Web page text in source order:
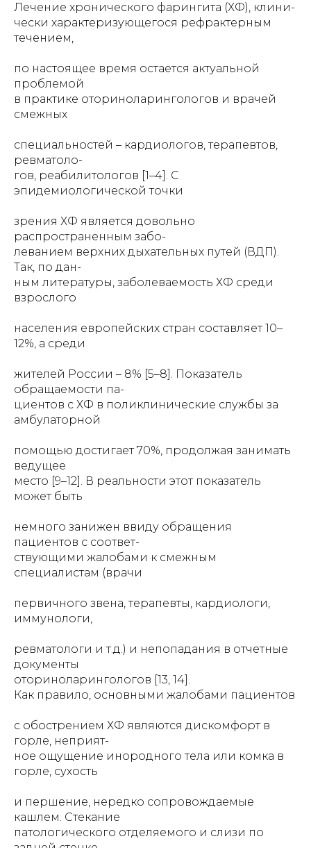
Лечение хронического фарингита (ХФ), клини-
чески характеризующегося рефрактерным
течением,
по настоящее время остается актуальной
проблемой
в практике оториноларингологов и врачей
смежных
специальностей – кардиологов, терапевтов,
ревматоло-
гов, реабилитологов [1–4]. С
эпидемиологической точки
зрения ХФ является довольно
распространенным забо-
леванием верхних дыхательных путей (ВДП).
Так, по дан-
ным литературы, заболеваемость ХФ среди
взрослого
населения европейских стран составляет 10–
12%, а среди
жителей России – 8% [5–8]. Показатель
обращаемости па-
циентов с ХФ в поликлинические службы за
амбулаторной
помощью достигает 70%, продолжая занимать
ведущее
место [9–12]. В реальности этот показатель
может быть
немного занижен ввиду обращения
пациентов с соответ-
ствующими жалобами к смежным
специалистам (врачи
первичного звена, терапевты, кардиологи,
иммунологи,
ревматологи и т.д.) и непопадания в отчетные
документы
оториноларингологов [13, 14].
Как правило, основными жалобами пациентов
с обострением ХФ являются дискомфорт в
горле, неприят-
ное ощущение инородного тела или комка в
горле, сухость
и першение, нередко сопровождаемые
кашлем. Стекание
патологического отделяемого и слизи по